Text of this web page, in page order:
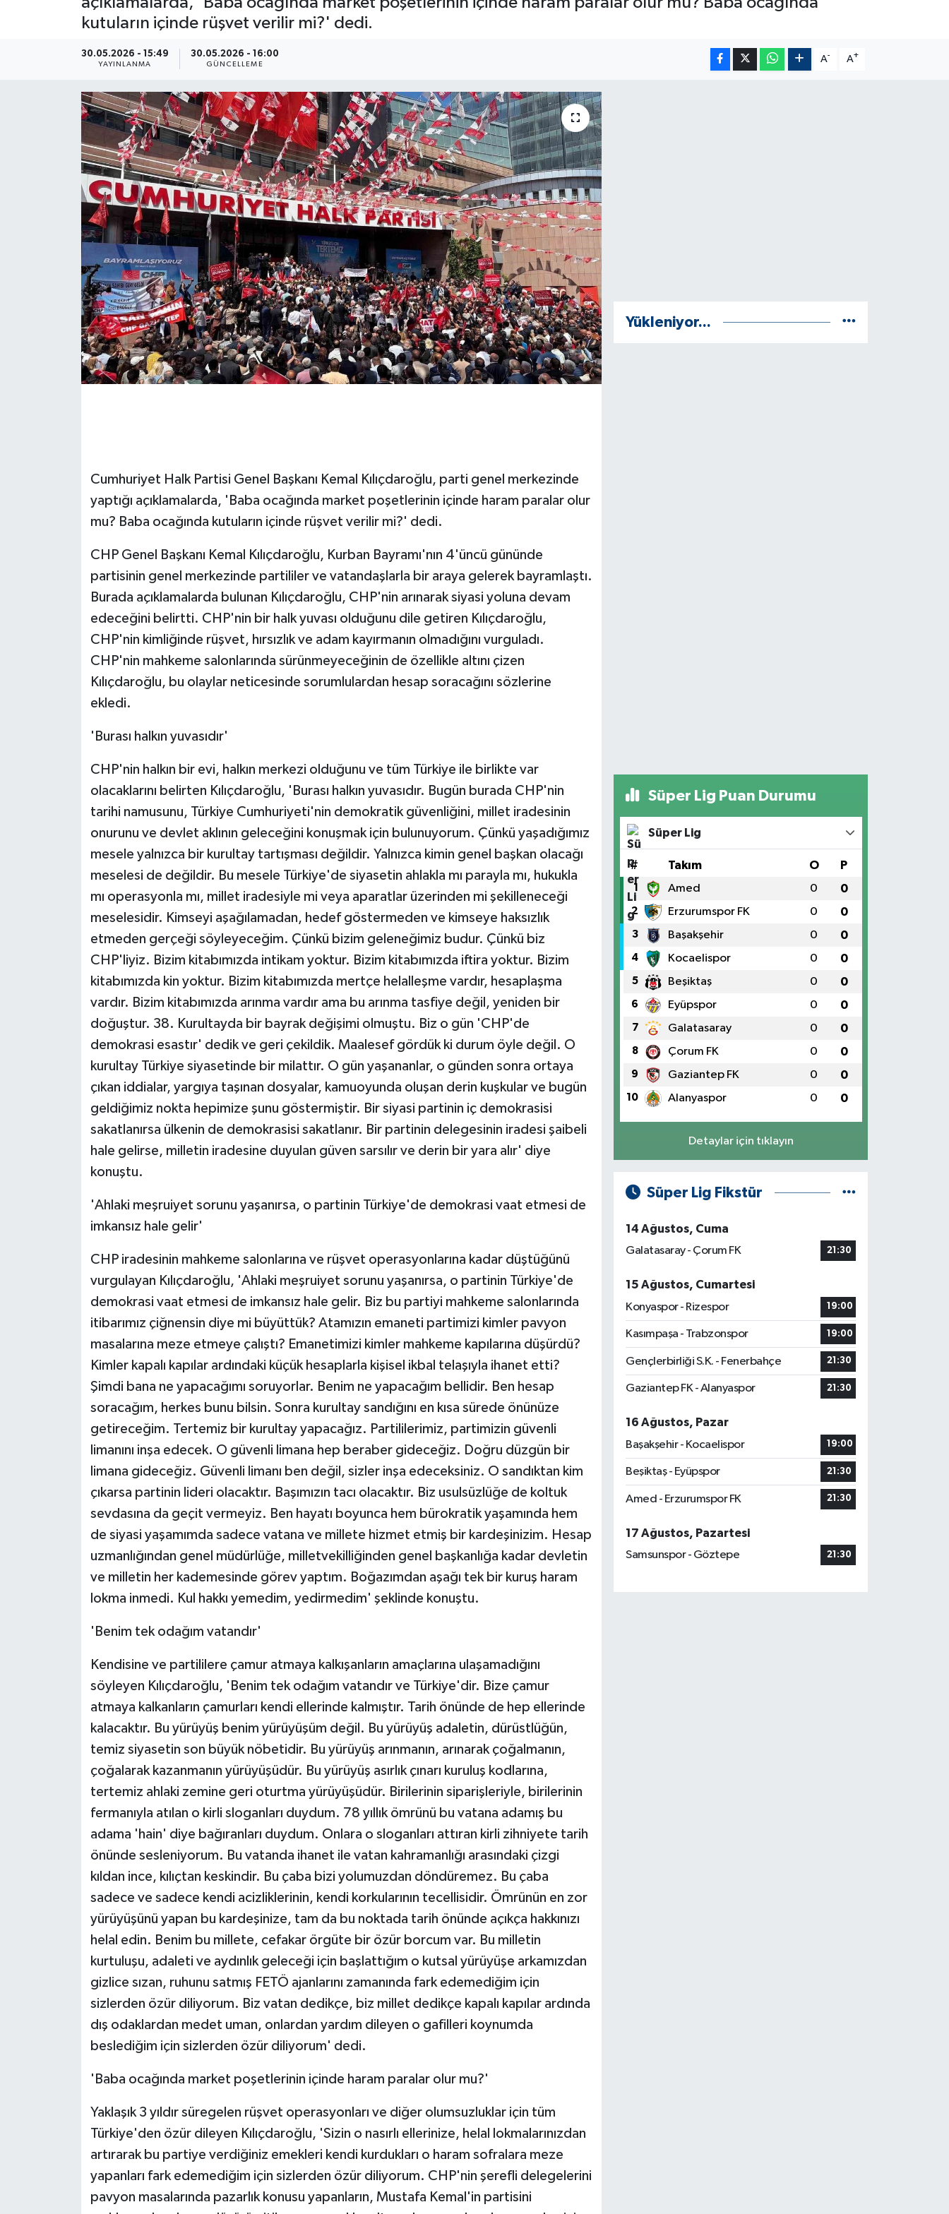
kutuların içinde rüşvet verilir mi?' dedi.
30.05.2026 - 15:49
YAYINLANMA
30.05.2026 - 16:00
GÜNCELLEME
A- A+
Cumhuriyet Halk Partisi Genel Başkanı Kemal Kılıçdaroğlu, parti genel merkezinde
yaptığı açıklamalarda, 'Baba ocağında market poşetlerinin içinde haram paralar olur
mu? Baba ocağında kutuların içinde rüşvet verilir mi?' dedi.
CHP Genel Başkanı Kemal Kılıçdaroğlu, Kurban Bayramı'nın 4'üncü gününde
partisinin genel merkezinde partililer ve vatandaşlarla bir araya gelerek bayramlaştı.
Burada açıklamalarda bulunan Kılıçdaroğlu, CHP'nin arınarak siyasi yoluna devam
edeceğini belirtti. CHP'nin bir halk yuvası olduğunu dile getiren Kılıçdaroğlu,
CHP'nin kimliğinde rüşvet, hırsızlık ve adam kayırmanın olmadığını vurguladı.
CHP'nin mahkeme salonlarında sürünmeyeceğinin de özellikle altını çizen
Kılıçdaroğlu, bu olaylar neticesinde sorumlulardan hesap soracağını sözlerine
ekledi.
'Burası halkın yuvasıdır'
CHP'nin halkın bir evi, halkın merkezi olduğunu ve tüm Türkiye ile birlikte var
olacaklarını belirten Kılıçdaroğlu, 'Burası halkın yuvasıdır. Bugün burada CHP'nin
tarihi namusunu, Türkiye Cumhuriyeti'nin demokratik güvenliğini, millet iradesinin
onurunu ve devlet aklının geleceğini konuşmak için bulunuyorum. Çünkü yaşadığımız
mesele yalnızca bir kurultay tartışması değildir. Yalnızca kimin genel başkan olacağı
meselesi de değildir. Bu mesele Türkiye'de siyasetin ahlakla mı parayla mı, hukukla
mı operasyonla mı, millet iradesiyle mi veya aparatlar üzerinden mi şekilleneceği
meselesidir. Kimseyi aşağılamadan, hedef göstermeden ve kimseye haksızlık
etmeden gerçeği söyleyeceğim. Çünkü bizim geleneğimiz budur. Çünkü biz
CHP'liyiz. Bizim kitabımızda intikam yoktur. Bizim kitabımızda iftira yoktur. Bizim
kitabımızda kin yoktur. Bizim kitabımızda mertçe helalleşme vardır, hesaplaşma
vardır. Bizim kitabımızda arınma vardır ama bu arınma tasfiye değil, yeniden bir
doğuştur. 38. Kurultayda bir bayrak değişimi olmuştu. Biz o gün 'CHP'de
demokrasi esastır' dedik ve geri çekildik. Maalesef gördük ki durum öyle değil. O
kurultay Türkiye siyasetinde bir milattır. O gün yaşananlar, o günden sonra ortaya
çıkan iddialar, yargıya taşınan dosyalar, kamuoyunda oluşan derin kuşkular ve bugün
geldiğimiz nokta hepimize şunu göstermiştir. Bir siyasi partinin iç demokrasisi
sakatlanırsa ülkenin de demokrasisi sakatlanır. Bir partinin delegesinin iradesi şaibeli
hale gelirse, milletin iradesine duyulan güven sarsılır ve derin bir yara alır' diye
konuştu.
'Ahlaki meşruiyet sorunu yaşanırsa, o partinin Türkiye'de demokrasi vaat etmesi de
imkansız hale gelir'
CHP iradesinin mahkeme salonlarına ve rüşvet operasyonlarına kadar düştüğünü
vurgulayan Kılıçdaroğlu, 'Ahlaki meşruiyet sorunu yaşanırsa, o partinin Türkiye'de
demokrasi vaat etmesi de imkansız hale gelir. Biz bu partiyi mahkeme salonlarında
itibarımız çiğnensin diye mi büyüttük? Atamızın emaneti partimizi kimler pavyon
masalarına meze etmeye çalıştı? Emanetimizi kimler mahkeme kapılarına düşürdü?
Kimler kapalı kapılar ardındaki küçük hesaplarla kişisel ikbal telaşıyla ihanet etti?
Şimdi bana ne yapacağımı soruyorlar. Benim ne yapacağım bellidir. Ben hesap
soracağım, herkes bunu bilsin. Sonra kurultay sandığını en kısa sürede önünüze
getireceğim. Tertemiz bir kurultay yapacağız. Partililerimiz, partimizin güvenli
limanını inşa edecek. O güvenli limana hep beraber gideceğiz. Doğru düzgün bir
limana gideceğiz. Güvenli limanı ben değil, sizler inşa edeceksiniz. O sandıktan kim
çıkarsa partinin lideri olacaktır. Başımızın tacı olacaktır. Biz usulsüzlüğe de koltuk
sevdasına da geçit vermeyiz. Ben hayatı boyunca hem bürokratik yaşamında hem
de siyasi yaşamımda sadece vatana ve millete hizmet etmiş bir kardeşinizim. Hesap
uzmanlığından genel müdürlüğe, milletvekilliğinden genel başkanlığa kadar devletin
ve milletin her kademesinde görev yaptım. Boğazımdan aşağı tek bir kuruş haram
lokma inmedi. Kul hakkı yemedim, yedirmedim' şeklinde konuştu.
'Benim tek odağım vatandır'
Kendisine ve partililere çamur atmaya kalkışanların amaçlarına ulaşamadığını
söyleyen Kılıçdaroğlu, 'Benim tek odağım vatandır ve Türkiye'dir. Bize çamur
atmaya kalkanların çamurları kendi ellerinde kalmıştır. Tarih önünde de hep ellerinde
kalacaktır. Bu yürüyüş benim yürüyüşüm değil. Bu yürüyüş adaletin, dürüstlüğün,
temiz siyasetin son büyük nöbetidir. Bu yürüyüş arınmanın, arınarak çoğalmanın,
çoğalarak kazanmanın yürüyüşüdür. Bu yürüyüş asırlık çınarı kuruluş kodlarına,
tertemiz ahlaki zemine geri oturtma yürüyüşüdür. Birilerinin siparişleriyle, birilerinin
fermanıyla atılan o kirli sloganları duydum. 78 yıllık ömrünü bu vatana adamış bu
adama 'hain' diye bağıranları duydum. Onlara o sloganları attıran kirli zihniyete tarih
önünde sesleniyorum. Bu vatanda ihanet ile vatan kahramanlığı arasındaki çizgi
kıldan ince, kılıçtan keskindir. Bu çaba bizi yolumuzdan döndüremez. Bu çaba
sadece ve sadece kendi acizliklerinin, kendi korkularının tecellisidir. Ömrünün en zor
yürüyüşünü yapan bu kardeşinize, tam da bu noktada tarih önünde açıkça hakkınızı
helal edin. Benim bu millete, cefakar örgüte bir özür borcum var. Bu milletin
kurtuluşu, adaleti ve aydınlık geleceği için başlattığım o kutsal yürüyüşe arkamızdan
gizlice sızan, ruhunu satmış FETÖ ajanlarını zamanında fark edemediğim için
sizlerden özür diliyorum. Biz vatan dedikçe, biz millet dedikçe kapalı kapılar ardında
dış odaklardan medet uman, onlardan yardım dileyen o gafilleri koynumda
beslediğim için sizlerden özür diliyorum' dedi.
'Baba ocağında market poşetlerinin içinde haram paralar olur mu?'
Yaklaşık 3 yıldır süregelen rüşvet operasyonları ve diğer olumsuzluklar için tüm
Türkiye'den özür dileyen Kılıçdaroğlu, 'Sizin o nasırlı ellerinize, helal lokmalarınızdan
artırarak bu partiye verdiğiniz emekleri kendi kurdukları o haram sofralara meze
yapanları fark edemediğim için sizlerden özür diliyorum. CHP'nin şerefli delegelerini
pavyon masalarında pazarlık konusu yapanların, Mustafa Kemal'in partisini
Yükleniyor...
Süper Lig Puan Durumu
Süper Lig
# Takım O P
1 Amed 0 0
2 Erzurumspor FK 0 0
3 Başakşehir 0 0
4 Kocaelispor 0 0
5 Beşiktaş 0 0
6 Eyüpspor 0 0
7 Galatasaray 0 0
8 Çorum FK 0 0
9 Gaziantep FK 0 0
10 Alanyaspor 0 0
Detaylar için tıklayın
Süper Lig Fikstür
14 Ağustos, Cuma
Galatasaray - Çorum FK
21:30
15 Ağustos, Cumartesi
Konyaspor - Rizespor
19:00
Kasımpaşa - Trabzonspor 19:00
Gençlerbirliği S.K. - Fenerbahçe 21:30
Gaziantep FK - Alanyaspor 21:30
16 Ağustos, Pazar
Başakşehir - Kocaelispor
19:00
Beşiktaş - Eyüpspor 21:30
Amed - Erzurumspor FK 21:30
17 Ağustos, Pazartesi
Samsunspor - Göztepe
21:30
Dış Haberler
EKONOMİ
English News
Flaş Haber
Gayrimenkul
GÜNDEM
İş Dünyası
KÜLTÜR SANAT
Otomobil
SPOR HABERLERİ
ÜLKE GÜNDEMİ
Yerel Haberler